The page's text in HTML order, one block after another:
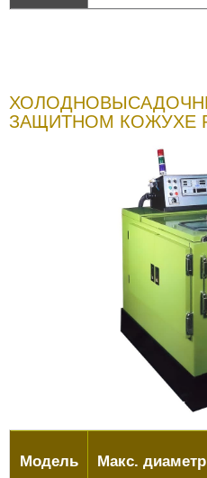
ЗАЩИТНОМ КОЖУХЕ
Модель Макс. диаметр